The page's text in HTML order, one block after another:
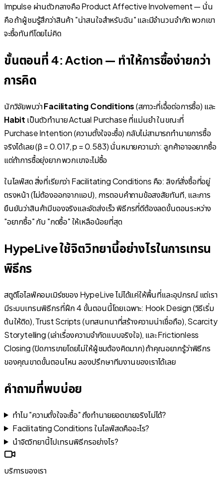
Impulse ผ่านตัวกลางคือ Product Affective Involvement — นั่น
คือ ถ้าผู้ชมรู้สึกว่าสินค้า "น่าสนใจสำหรับฉัน" และมีจำนวนจำกัด พวกเขา
จะซื้อทันทีโดยไม่คิด
ขั้นตอนที่ 4: Action — ทำให้การซื้อง่ายกว่า
การคิด
นักวิจัยพบว่าFacilitating Conditions(สภาวะที่เอื้อต่อการซื้อ) และ
Habit เป็นตัวทำนาย Actual Purchase ที่แม่นยำ ในขณะที่
Purchase Intention (ความตั้งใจจะซื้อ) กลับไม่สามารถทำนายการซื้อ
จริงได้เลย (β = 0.017, p = 0.583) นั่นหมายความว่า: ลูกค้าอาจอยากซื้อ
แต่ถ้าการซื้อยุ่งยาก พวกเขาจะไม่ซื้อ
ในไลฟ์สด สิ่งที่เรียกว่า Facilitating Conditions คือ: ลิงก์สั่งซื้อที่อยู่
ตรงหน้า (ไม่ต้องออกจากแอป), การตอบคำถามข้อสงสัยทันที, และการ
ยืนยันว่าสินค้ามีของจริงและจัดส่งเร็ว พิธีกรที่ดีต้องลดขั้นตอนระหว่าง
"อยากซื้อ" กับ "กดซื้อ" ให้เหลือน้อยที่สุด
HypeLive ใช้จิตวิทยานี้อย่างไรในการเทรน
พิธีกร
สตูดิโอไลฟ์คอมเมิร์ซของ HypeLive ไม่ได้แค่ให้พื้นที่และอุปกรณ์ แต่เรา
มีระบบเทรนพิธีกรที่ฝึก 4 ขั้นตอนนี้โดยเฉพาะ: Hook Design (วิธีเริ่ม
ต้นให้ติด), Trust Scripts (บทสนทนาที่สร้างความน่าเชื่อถือ), Scarcity
Storytelling (เล่าเรื่องความจำกัดแบบจริงใจ), และ Frictionless
Closing (ปิดการขายโดยไม่ให้ผู้ชมต้องคิดมาก) ถ้าคุณอยากรู้ว่าพิธีกร
ของคุณขาดขั้นตอนไหน ลองปรึกษาทีมงานของเราได้เลย
คำถามที่พบบ่อย
ทำไม "ความตั้งใจจะซื้อ" ถึงทำนายยอดขายจริงไม่ได้?
Facilitating Conditions ในไลฟ์สดคืออะไร?
นำจิตวิทยานี้ไปเทรนพิธีกรอย่างไร?
บริการของเรา